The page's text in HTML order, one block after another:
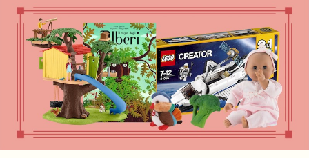
Economia
Sport
Mondiali calcio 2026
PODCAST
NEWSLETTER